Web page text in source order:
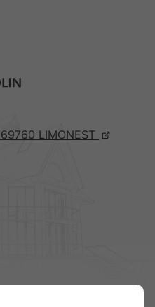
69760 LIMONEST